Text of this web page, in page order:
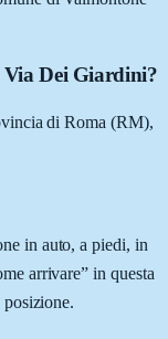
Dei Giardini?
di Roma (RM),
in auto, a piedi, in
arrivare” in questa